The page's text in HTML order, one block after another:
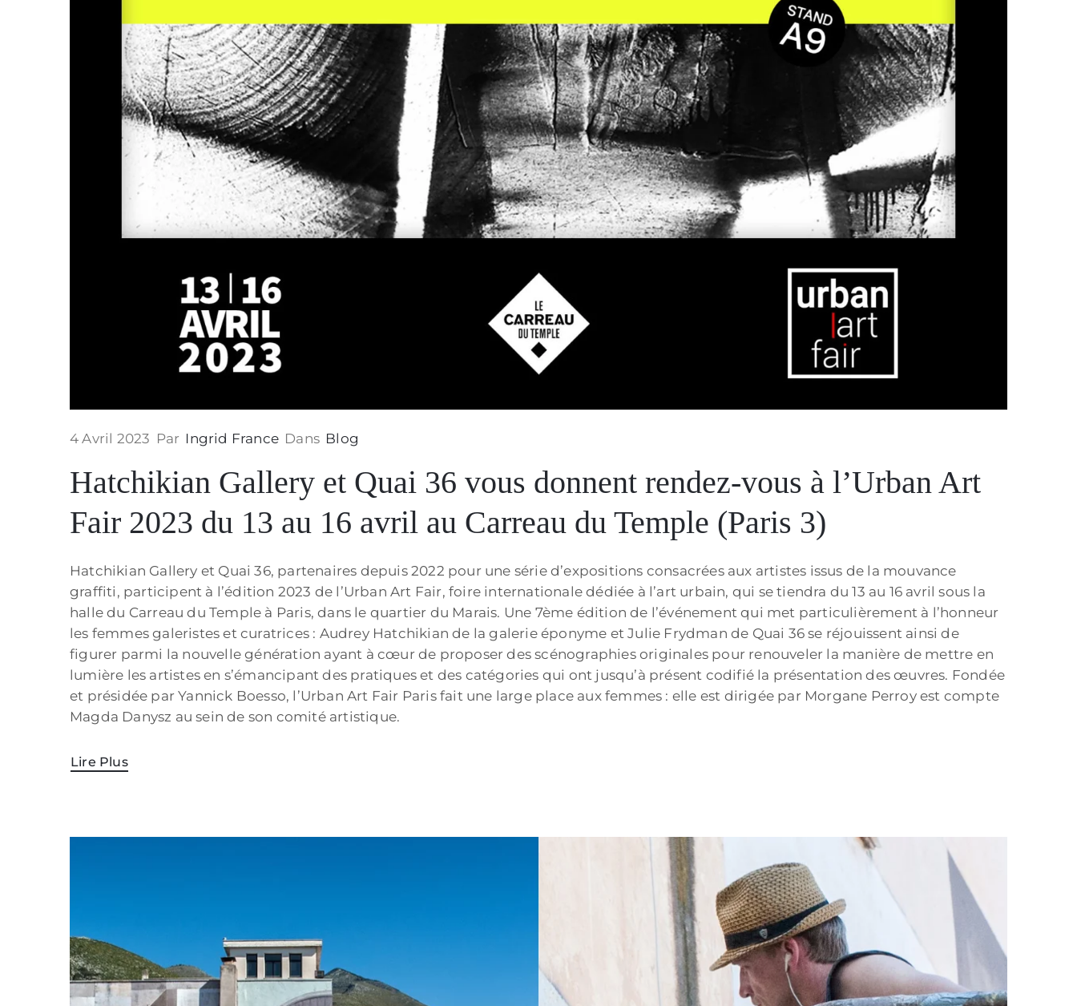
4 Avril 2023 Par Ingrid France Dans Blog
Hatchikian Gallery et Quai 36 vous donnent rendez-vous à l’Urban Art
Fair 2023 du 13 au 16 avril au Carreau du Temple (Paris 3)
Hatchikian Gallery et Quai 36, partenaires depuis 2022 pour une série d’expositions consacrées aux artistes issus de la mouvance
graffiti, participent à l’édition 2023 de l’Urban Art Fair, foire internationale dédiée à l’art urbain, qui se tiendra du 13 au 16 avril sous la
halle du Carreau du Temple à Paris, dans le quartier du Marais. Une 7ème édition de l’événement qui met particulièrement à l’honneur
les femmes galeristes et curatrices : Audrey Hatchikian de la galerie éponyme et Julie Frydman de Quai 36 se réjouissent ainsi de
figurer parmi la nouvelle génération ayant à cœur de proposer des scénographies originales pour renouveler la manière de mettre en
lumière les artistes en s’émancipant des pratiques et des catégories qui ont jusqu’à présent codifié la présentation des œuvres. Fondée
et présidée par Yannick Boesso, l’Urban Art Fair Paris fait une large place aux femmes : elle est dirigée par Morgane Perroy est compte
Magda Danysz au sein de son comité artistique.
Lire Plus